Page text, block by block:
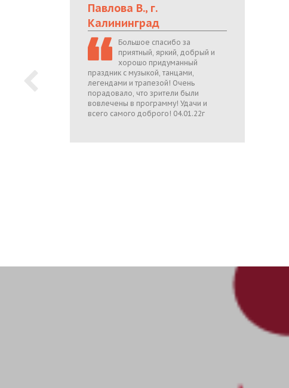
Павлова В., г.
Калининград
Большое спасибо за
приятный, яркий, добрый и
хорошо придуманный
праздник с музыкой, танцами,
легендами и трапезой! Очень
порадовало, что зрители были
вовлечены в программу! Удачи и
всего самого доброго! 04.01.22г